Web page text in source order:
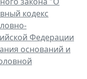
кодекс
Федерации
оснований и